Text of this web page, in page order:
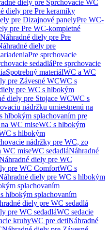
diely pre Sprchovacie WC
diely pre Pre keramiky
pre Dizajnové panelyPre WC-
pre Pre WC-kompletné
Náhradné diely pre Pre
diely pre
Pre sprchovacie
sedadláPre sprchovacie
Spotrebný materiálWC a WC
pre Závesné WCWC s
pre WC s hlbokým
diely pre Stojace WCWC s
nádržku umiestnenú na
hlbokým splachovaním pre
WC miseWC s hlbokým
s hlbokým
nádržky pre WC, zo
WC miseWC sedadláNáhradné
diely pre WC
pre WC ComfortWC s
diely pre WC s hlbokým
splachovaním
hlbokým splachovaním
diely pre WC sedadlá
pre WC sedadláWC sedacie
kruhyWC pre detiNáhradné